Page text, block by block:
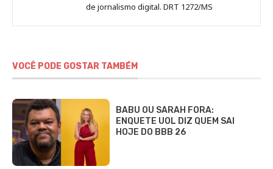
de jornalismo digital. DRT 1272/MS
VOCÊ PODE GOSTAR TAMBÉM
BABU OU SARAH FORA:
ENQUETE UOL DIZ QUEM SAI
HOJE DO BBB 26